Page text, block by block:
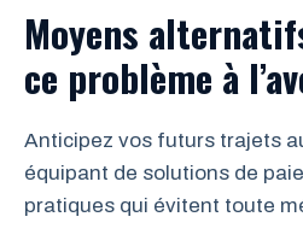
Moyens
ce problème à
Anticipez vos futurs trajets
équipant de solutions de
pratiques qui évitent toute